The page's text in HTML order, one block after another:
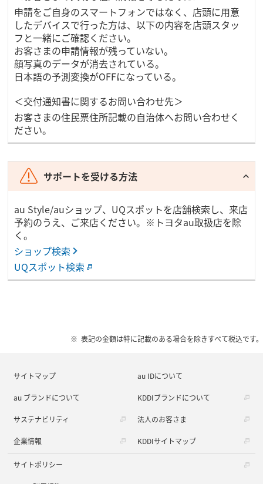
申請をご自身のスマートフォンではなく、店頭に用意
したデバイスで行った方は、以下の内容を店頭スタッ
フと一緒にご確認ください。
お客さまの申請情報が残っていない。
顔写真のデータが消去されている。
日本語の予測変換がOFFになっている。
＜交付通知書に関するお問い合わせ先＞
お客さまの住民票住所記載の自治体へお問い合わせく
ださい。
サポートを受ける方法
au Style/auショップ、UQスポットを店舗検索し、来店
予約のうえ、ご来店ください。※トヨタau取扱店を除
く。
ショップ検索
UQスポット検索
表記の金額は特に記載のある場合を除きすべて税込です。
サイトマップ au IDについて
au ブランドについて KDDIブランドについて
サステナビリティ 法人のお客さま
企業情報 KDDIサイトマップ
サイトポリシー